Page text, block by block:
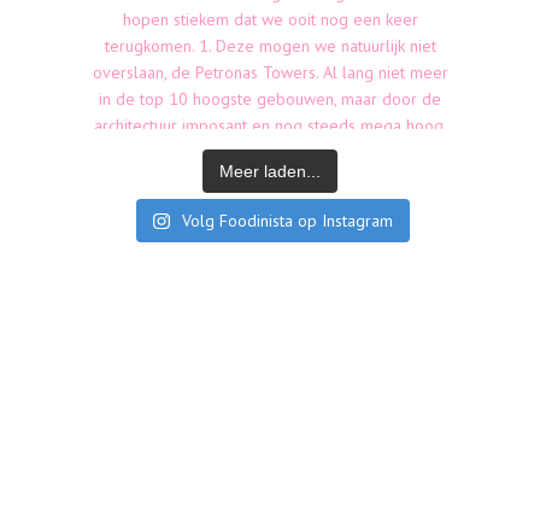
Meer laden...
Volg Foodinista op Instagram